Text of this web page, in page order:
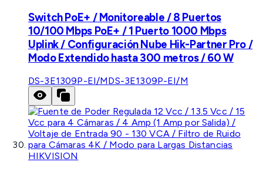
Switch PoE+ / Monitoreable / 8 Puertos
10/100 Mbps PoE+ / 1 Puerto 1000 Mbps
Uplink / Configuración Nube Hik-Partner Pro /
Modo Extendido hasta 300 metros / 60 W
DS-3E1309P-EI/MDS-3E1309P-EI/M
HIKVISION